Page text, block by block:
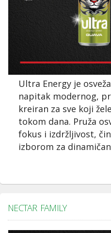
Ultra Energy je
napitak modernog,
kreiran za sve koji
tokom dana. Pruža
fokus i izdržljivost,
izborom za
NECTAR FAMILY